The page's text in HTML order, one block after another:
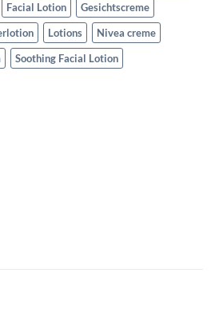
Facial Lotion
Gesichtscreme
Lotions
Nivea creme
Soothing Facial Lotion